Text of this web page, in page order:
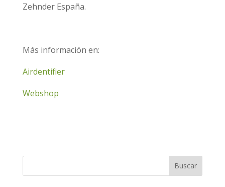
Zehnder España.
Más información en:
Airdentifier
Webshop
Buscar